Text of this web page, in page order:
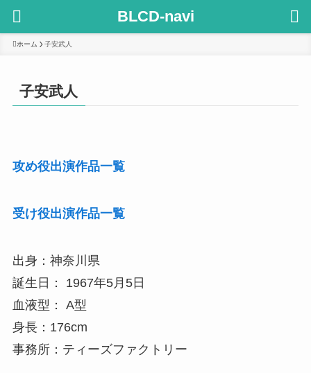
BLCD-navi
ホーム 子安武人
子安武人
攻め役出演作品一覧
受け役出演作品一覧
出身：神奈川県
誕生日： 1967年5月5日
血液型： A型
身長：176cm
事務所：ティーズファクトリー